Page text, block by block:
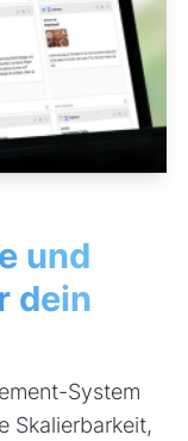
und
dein
System
Skalierbarkeit,